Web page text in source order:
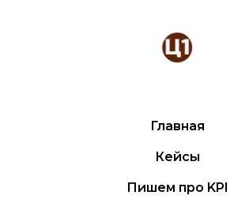
Главная
Кейсы
Пишем про KPI